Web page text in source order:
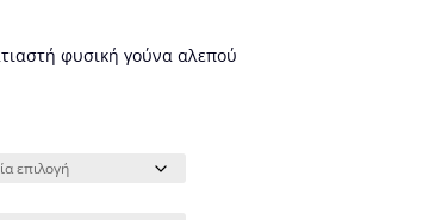
φυσική γούνα αλεπού